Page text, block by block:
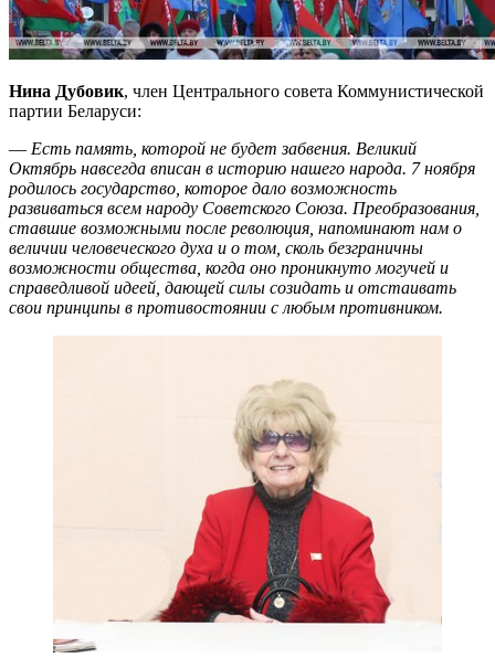
Нина Дубовик, член Центрального совета Коммунистической
партии Беларуси:
— Есть память, которой не будет забвения. Великий
Октябрь навсегда вписан в историю нашего народа. 7 ноября
родилось государство, которое дало возможность
развиваться всем народу Советского Союза. Преобразования,
ставшие возможными после революция, напоминают нам о
величии человеческого духа и о том, сколь безграничны
возможности общества, когда оно проникнуто могучей и
справедливой идеей, дающей силы созидать и отстаивать
свои принципы в противостоянии с любым противником.